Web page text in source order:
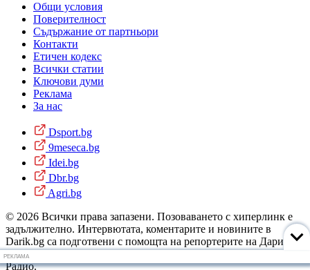
Общи условия
Поверителност
Съдържание от партньори
Контакти
Етичен кодекс
Всички статии
Ключови думи
Реклама
За нас
Dsport.bg
9meseca.bg
Idei.bg
Dbr.bg
Agri.bg
© 2026 Всички права запазени. Позоваването с хиперлинк е
задължително. Интервютата, коментарите и новините в
Darik.bg са подготвени с помощта на репортерите на Дарик
Радио и новинарските емисии на радиото. Снимки: Дарик
Радио.
РЕКЛАМА